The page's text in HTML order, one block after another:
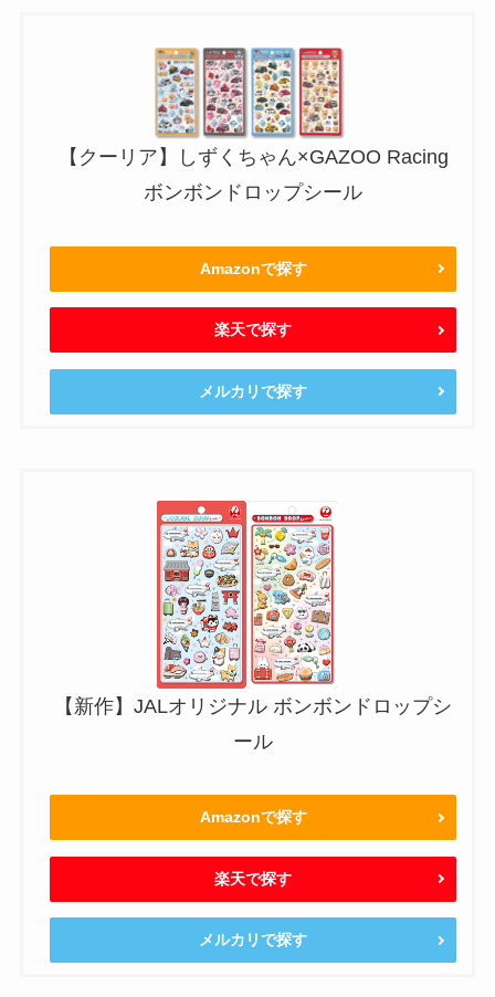
【クーリア】しずくちゃん×GAZOO Racing
ボンボンドロップシール
Amazonで探す
楽天で探す
メルカリで探す
【新作】JALオリジナル ボンボンドロップシ
ール
Amazonで探す
楽天で探す
メルカリで探す